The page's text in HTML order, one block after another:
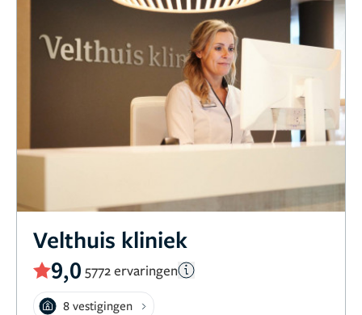
Velthuis kliniek
9,0 5772 ervaringen
8 vestigingen